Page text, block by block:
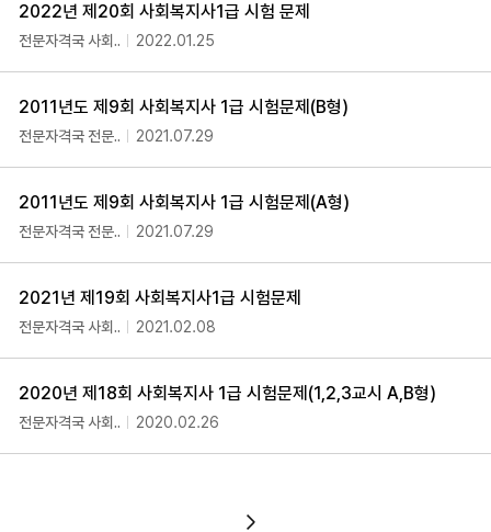
2022년 제20회 사회복지사1급 시험 문제
전문자격국 사회.. 2022.01.25
2011년도 제9회 사회복지사 1급 시험문제(B형)
전문자격국 전문.. 2021.07.29
2011년도 제9회 사회복지사 1급 시험문제(A형)
전문자격국 전문.. 2021.07.29
2021년 제19회 사회복지사1급 시험문제
전문자격국 사회.. 2021.02.08
2020년 제18회 사회복지사 1급 시험문제(1,2,3교시 A,B형)
전문자격국 사회.. 2020.02.26